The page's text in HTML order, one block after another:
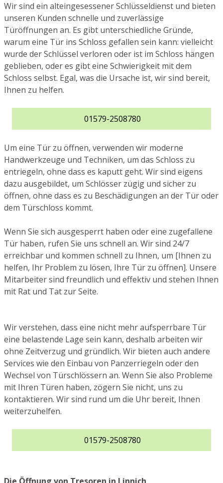
Wir sind ein alteingesessener Schlüsseldienst und bieten
unseren Kunden schnelle und zuverlässige
Türöffnungen an. Es gibt unterschiedliche Gründe,
warum eine Tür ins Schloss gefallen sein kann: vielleicht
wurde der Schlüssel verloren oder ist im Schloss hängen
geblieben, oder es gibt eine Schwierigkeit mit dem
Schloss selbst. Egal, was die Ursache ist, wir sind bereit,
Ihnen zu helfen.
01579-2508780
Um eine Tür zu öffnen, verwenden wir moderne
Handwerkzeuge und Techniken, um das Schloss zu
entriegeln, ohne dass es kaputt geht. Wir sind eigens
dazu ausgebildet, um Schlösser zügig und sicher zu
öffnen, ohne dass es zu Beschädigungen an der Tür oder
dem Türschloss kommt.
Wenn Sie sich ausgesperrt haben oder eine zugefallene
Tür haben, rufen Sie uns schnell an. Wir sind 24/7
erreichbar und kommen schnell zu Ihnen, um [Ihnen zu
helfen, Ihr Problem zu lösen, Ihre Tür zu öffnen]. Unsere
Mitarbeiter sind freundlich und effektiv und stehen Ihnen
mit Rat und Tat zur Seite.
Wir verstehen, dass eine nicht mehr aufsperrbare Tür
eine belastende Lage sein kann, deshalb arbeiten wir
ohne Zeitverzug und gründlich. Wir bieten auch andere
Services wie den Einbau von Panzerriegeln oder den
Wechsel von Türschlössern an. Wenn Sie also Probleme
mit Ihren Türen haben, zögern Sie nicht, uns zu
kontaktieren. Wir sind rund um die Uhr bereit, Ihnen
weiterzuhelfen.
01579-2508780